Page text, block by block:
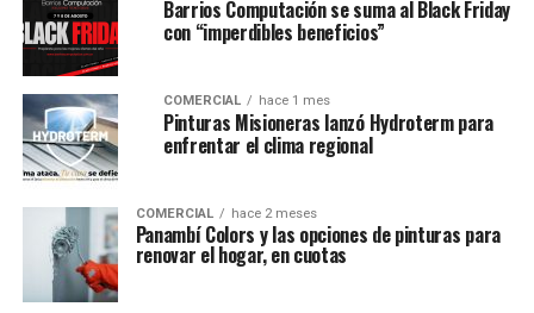
Barrios Computación se suma al Black Friday
con “imperdibles beneficios”
COMERCIAL hace 1 mes
Pinturas Misioneras lanzó Hydroterm para
enfrentar el clima regional
COMERCIAL hace 2 meses
Panambí Colors y las opciones de pinturas para
renovar el hogar, en cuotas